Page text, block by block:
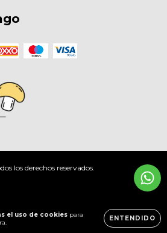
el uso de cookies para
ENTENDIDO
los derechos reservados.